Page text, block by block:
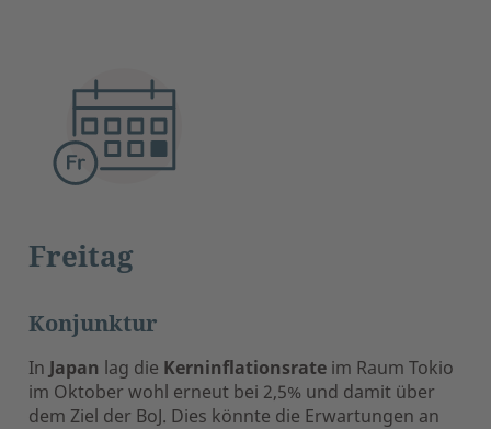
Freitag
Konjunktur
In Japan lag die Kerninflationsrate im Raum Tokio
im Oktober wohl erneut bei 2,5% und damit über
dem Ziel der BoJ. Dies könnte die Erwartungen an